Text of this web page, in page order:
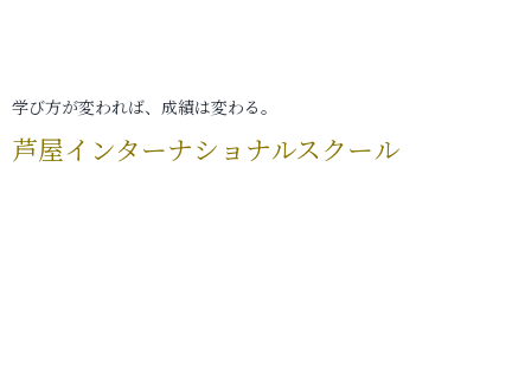
学び方が変われば、成績は変わる。
芦屋インターナショナルスクール